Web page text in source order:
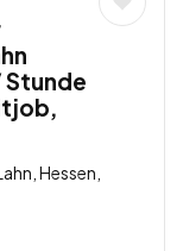
Hessen,